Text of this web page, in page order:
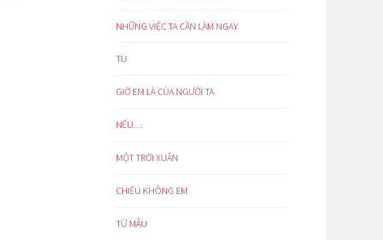
NHỮNG VIỆC TA CẦN LÀM NGAY
TU
GIỜ EM LÀ CỦA NGƯỜI TA
NẾU…
MỘT TRỜI XUÂN
CHIỀU KHÔNG EM
TỪ MẪU